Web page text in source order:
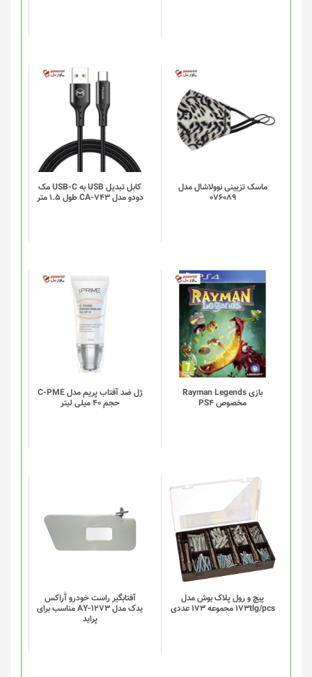
ماسک تزیینی نوولاشال مدل
076089
کابل تبدیل USB به USB-C مک
دودو مدل CA-743 طول 1.5 متر
بازی Rayman Legends
مخصوص PS4
ژل ضد آفتاب پریم مدل C-PME
حجم 40 میلی لیتر
پیچ و رول پلاک بوش مدل
173tlg/pcs مجموعه 173 عددی
محصول
دارای
انواع
مختلفی
می
باشد.
گزینه
ها
آفتابگیر راست خودرو آٰراکس
یدک مدل AY-1273 مناسب برای
پراید
محصول
دارای
انواع
مختلفی
گزینه
ها